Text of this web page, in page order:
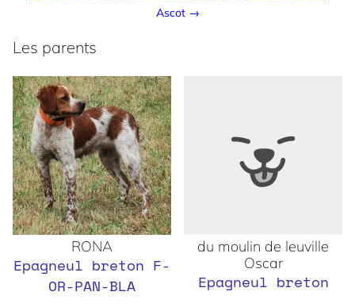
Ascot →
Les parents
RONA
Epagneul breton F-
OR-PAN-BLA
du moulin de leuville
Oscar
Epagneul breton